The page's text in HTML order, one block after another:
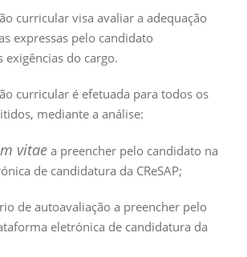
curricular visa avaliar a adequação
expressas pelo candidato
exigências do cargo.
curricular é efetuada para todos os
mediante a análise:
vitae a preencher pelo candidato na
de candidatura da CReSAP;
de autoavaliação a preencher pelo
eletrónica de candidatura da